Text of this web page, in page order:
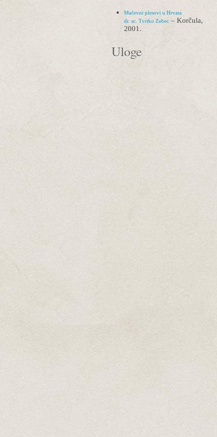
Mačevni plesovi u Hrvata
dr. sc. Tvrtko Zebec – Korčula,
2001.
Uloge